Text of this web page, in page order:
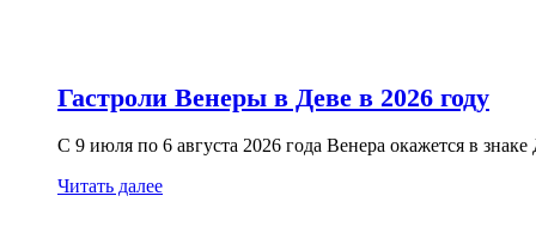
Гастроли Венеры в Деве в 2026 году
С 9 июля по 6 августа 2026 года Венера окажется в
Читать далее